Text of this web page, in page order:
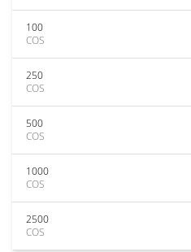
100
COS
250
COS
500
COS
1000
COS
2500
COS